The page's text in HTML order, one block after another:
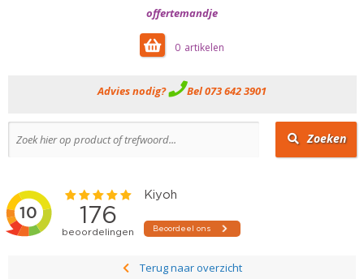
offertemandje
0
Advies nodig? Bel 073 642 3901
Zoeken
Terug naar overzicht